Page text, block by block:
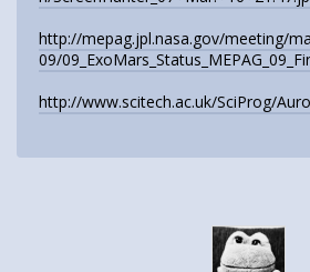
http://mepag.jpl.nasa.gov/meeting/
09/
http://www.scitech.ac.uk/SciProg/